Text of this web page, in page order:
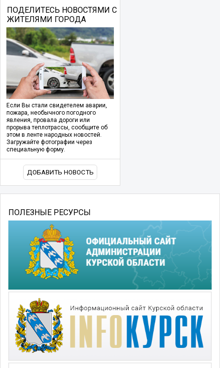
ПОДЕЛИТЕСЬ НОВОСТЯМИ С
ЖИТЕЛЯМИ ГОРОДА
Если Вы стали свидетелем аварии,
пожара, необычного погодного
явления, провала дороги или
прорыва теплотрассы, сообщите об
этом в ленте народных новостей.
Загружайте фотографии через
специальную форму.
ДОБАВИТЬ НОВОСТЬ
ПОЛЕЗНЫЕ РЕСУРСЫ